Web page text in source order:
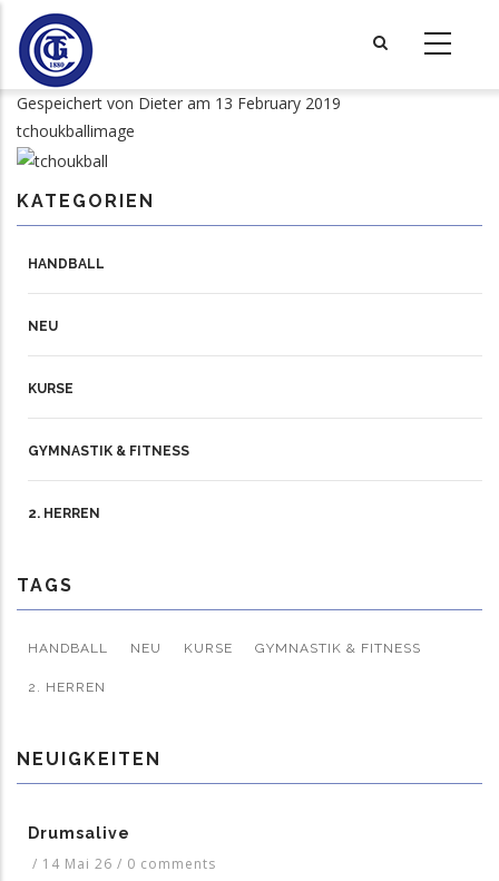
Direkt
zum
Inhalt
Gespeichert von Dieter am 13 February 2019
tchoukballimage
KATEGORIEN
HANDBALL
NEU
KURSE
GYMNASTIK & FITNESS
2. HERREN
TAGS
HANDBALL NEU KURSE GYMNASTIK & FITNESS
2. HERREN
NEUIGKEITEN
Drumsalive
/ 14 Mai 26 / 0 comments